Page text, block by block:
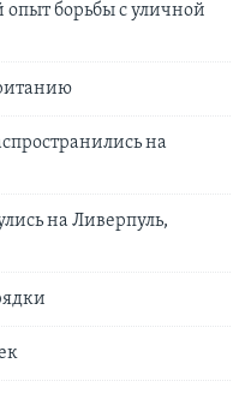
борьбы с уличной
на
на Ливерпуль,